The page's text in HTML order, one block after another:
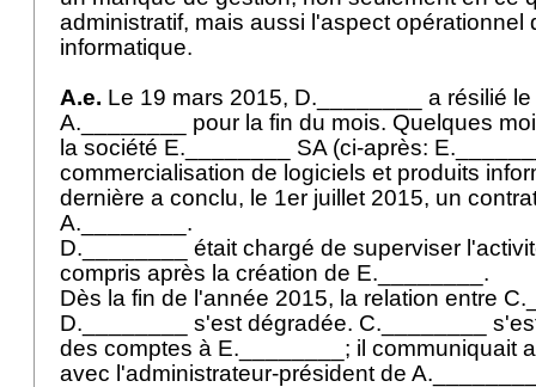
administratif, mais aussi l'aspect opérationnel
informatique.
A.e. Le 19 mars 2015, D.________ a résilié
A.________ pour la fin du mois. Quelques
la société E.________ SA (ci-après:
commercialisation de logiciels et produits
dernière a conclu, le 1er juillet 2015, un
A.________.
D.________ était chargé de superviser
compris après la création de E.________.
Dès la fin de l'année 2015, la relation entre
D.________ s'est dégradée. C.________
des comptes à E.________; il communiquait
avec l'administrateur-président de